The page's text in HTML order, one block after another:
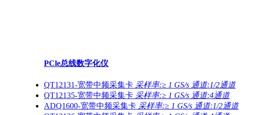
PCle总线数字化仪
QT12131-宽带中频采集卡 采样率:≥ 1 GS/s 通道:1/2通道
QT12135-宽带中频采集卡 采样率:≥ 1 GS/s 通道:4通道
ADQ1600-宽带中频采集卡 采样率:≥ 1 GS/s 通道:1/2通道